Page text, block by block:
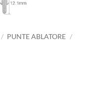
/ PUNTE ABLATORE /